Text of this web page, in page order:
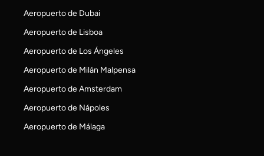
Aeropuerto de Dubai
Aeropuerto de Lisboa
Aeropuerto de Los Ángeles
Aeropuerto de Milán Malpensa
Aeropuerto de Amsterdam
Aeropuerto de Nápoles
Aeropuerto de Málaga